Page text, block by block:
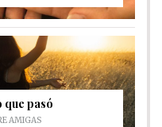
pasó
AMIGAS